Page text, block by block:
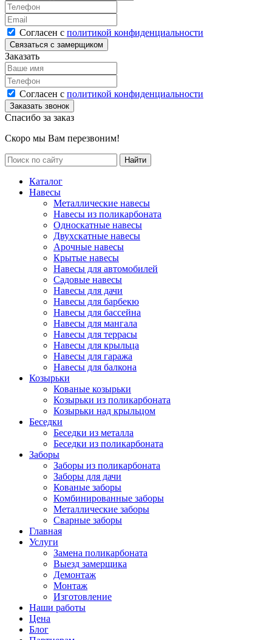
Согласен с политикой конфиденциальности
Заказать
Согласен с политикой конфиденциальности
Спасибо за заказ
Скоро мы Вам перезвоним!
Каталог
Навесы
Металлические навесы
Навесы из поликарбоната
Односкатные навесы
Двухскатные навесы
Арочные навесы
Крытые навесы
Навесы для автомобилей
Садовые навесы
Навесы для дачи
Навесы для барбекю
Навесы для бассейна
Навесы для мангала
Навесы для террасы
Навесы для крыльца
Навесы для гаража
Навесы для балкона
Козырьки
Кованые козырьки
Козырьки из поликарбоната
Козырьки над крыльцом
Беседки
Беседки из металла
Беседки из поликарбоната
Заборы
Заборы из поликарбоната
Заборы для дачи
Кованые заборы
Комбинированные заборы
Металлические заборы
Сварные заборы
Главная
Услуги
Замена поликарбоната
Выезд замерщика
Демонтаж
Монтаж
Изготовление
Наши работы
Цена
Блог